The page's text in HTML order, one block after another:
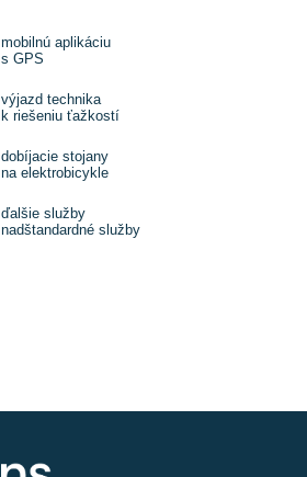
mobilnú aplikáciu
s GPS
výjazd technika
k riešeniu ťažkostí
dobíjacie stojany
na elektrobicykle
ďalšie služby
nadštandardné služby